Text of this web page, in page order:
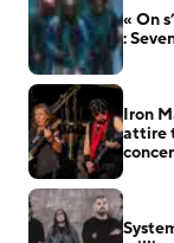
« On
:
Iron
attire